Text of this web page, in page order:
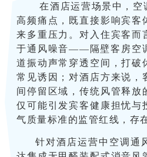
在酒店运营场景中，空
高频痛点，既直接影响宾客
来多重压力。对入住宾客而
于通风噪音——隔壁客房空
道振动声常穿透空间，打破
常见诱因；对酒店方来说，
间停留区域，传统风管释放
仅可能引发宾客健康担忧与
气质量标准的监管红线，存
针对酒店运营中空调通